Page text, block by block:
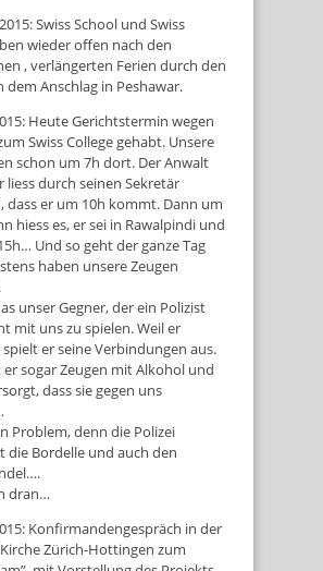
Swiss School und Swiss
wieder offen nach den
, verlängerten Ferien durch den
dem Anschlag in Peshawar.
Heute Gerichtstermin wegen
Swiss College gehabt. Unsere
schon um 7h dort. Der Anwalt
liess durch seinen Sekretär
dass er um 10h kommt. Dann um
hiess es, er sei in Rawalpindi und
Und so geht der ganze Tag
haben unsere Zeugen
unser Gegner, der ein Polizist
mit uns zu spielen. Weil er
spielt er seine Verbindungen aus.
er sogar Zeugen mit Alkohol und
dass sie gegen uns
Problem, denn die Polizei
die Bordelle und auch den
dran…
Konfirmandengespräch in der
Zürich-Hottingen zum